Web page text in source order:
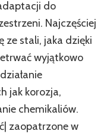
do
Najczęściej
ze stali, jaka dzięki
wyjątkowo
jak korozja,
chemikaliów.
zaopatrzone w